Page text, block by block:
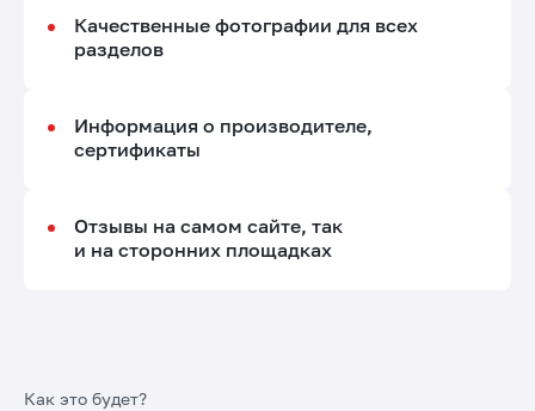
Качественные фотографии для всех
разделов
Информация о производителе,
сертификаты
Отзывы на самом сайте, так
и на сторонних площадках
Как это будет?